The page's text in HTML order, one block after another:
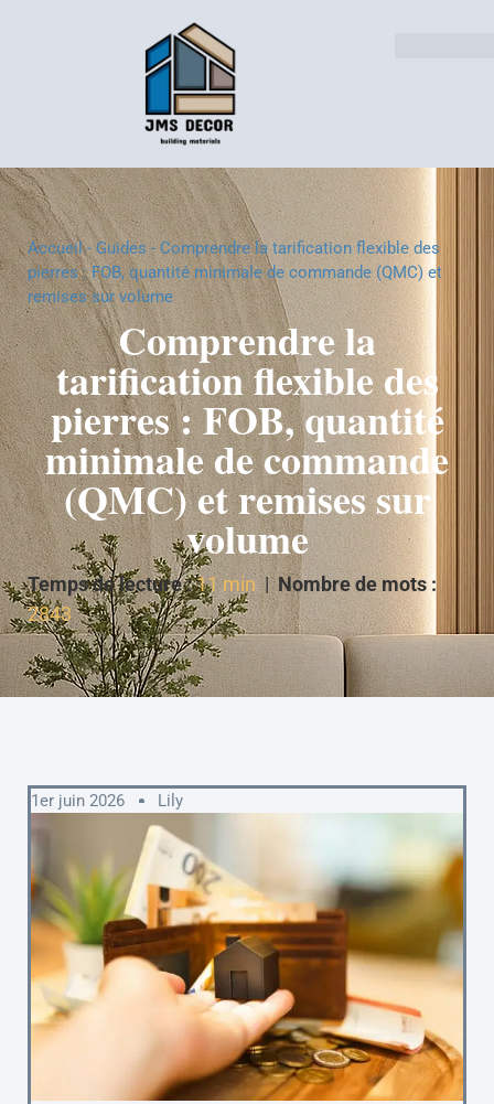
Accueil- Guides -Comprendre la tarification flexible des
pierres : FOB, quantité minimale de commande (QMC) et
remises sur volume
Comprendre la
tarification flexible des
pierres : FOB, quantité
minimale de commande
(QMC) et remises sur
volume
Temps de lecture :11 min|Nombre de mots :
2843
1er juin 2026 Lily